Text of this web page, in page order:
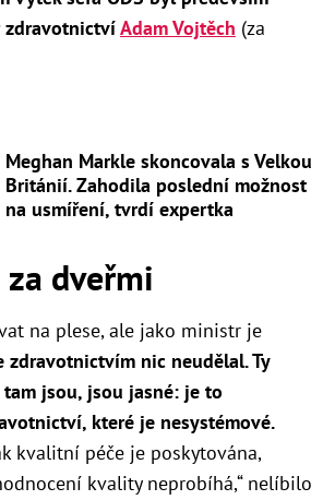
Adam Vojtěch (za
Meghan Markle skoncovala s Velkou
Británií. Zahodila poslední možnost
na usmíření, tvrdí expertka
dveřmi
na plese, ale jako ministr je
zdravotnictvím nic neudělal. Ty
jsou, jsou jasné: je to
které je nesystémové.
kvalitní péče je poskytována,
kvality neprobíhá,“ nelíbilo